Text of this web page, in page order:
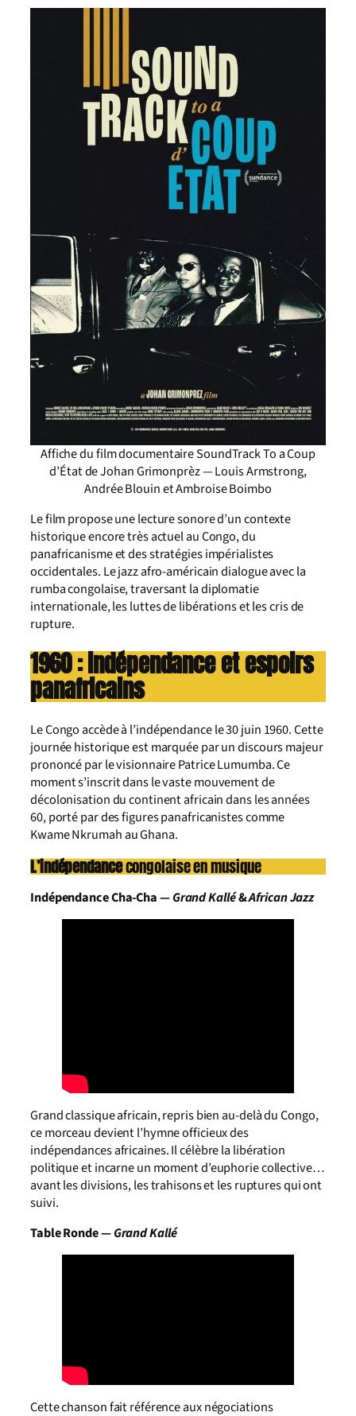
Affiche du film documentaire SoundTrack To a Coup
d’État de Johan Grimonprèz — Louis Armstrong,
Andrée Blouin et Ambroise Boimbo
Le film propose une lecture sonore d’un contexte
historique encore très actuel au Congo, du
panafricanisme et des stratégies impérialistes
occidentales. Le jazz afro-américain dialogue avec la
rumba congolaise, traversant la diplomatie
internationale, les luttes de libérations et les cris de
rupture.
1960 : indépendance et espoirs
panafricains
Le Congo accède à l’indépendance le 30 juin 1960. Cette
journée historique est marquée par un discours majeur
prononcé par le visionnaire Patrice Lumumba. Ce
moment s’inscrit dans le vaste mouvement de
décolonisation du continent africain dans les années
60, porté par des figures panafricanistes comme
Kwame Nkrumah au Ghana.
L’indépendancecongolaise en musique
Indépendance Cha-Cha —Grand Kallé&African Jazz
Grand classique africain, repris bien au-delà du Congo,
ce morceau devient l’hymne officieux des
indépendances africaines. Il célèbre la libération
politique et incarne un moment d’euphorie collective…
avant les divisions, les trahisons et les ruptures qui ont
suivi.
Table Ronde —Grand Kallé
Cette chanson fait référence aux négociations